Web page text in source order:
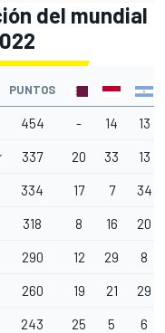
del mundial
PUNTOS
454 - 14 13
337 20 33 13
334 17 7 34
318 8 16 20
290 12 29 8
260 19 21 29
243 25 5 6